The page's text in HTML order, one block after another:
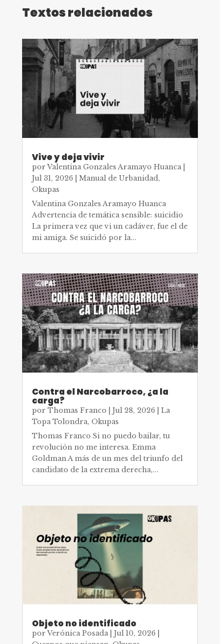
Textos relacionados
Vive y deja vivir
por Valentina Gonzales Aramayo Huanca|
Jul 31, 2026
Manual de Urbanidad,
Okupas
Valentina Gonzales Aramayo Huanca
Advertencia de temática sensible: suicidio
La primera vez que vi un cadáver, fue el de
mi amiga. Se suicidó por la...
Contra el Narcobarroco, ¿a la
carga?
por Thomas Franco Jul 28, 2026
La
Topa Tolondra, Okupas
Thomas Franco Si no puedo bailar, tu
revolución no me interesa. Emma
Goldman A más de un mes del triunfo del
candidato de la extrema derecha,...
Objeto no identificado
por Verónica Posada| Jul 10, 2026